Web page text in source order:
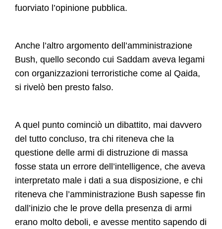
fuorviato l’opinione pubblica.
Anche l’altro argomento dell’amministrazione
Bush, quello secondo cui Saddam aveva legami
con organizzazioni terroristiche come al Qaida,
si rivelò ben presto falso.
A quel punto cominciò un dibattito, mai davvero
del tutto concluso, tra chi riteneva che la
questione delle armi di distruzione di massa
fosse stata un errore dell’intelligence, che aveva
interpretato male i dati a sua disposizione, e chi
riteneva che l’amministrazione Bush sapesse fin
dall’inizio che le prove della presenza di armi
erano molto deboli, e avesse mentito sapendo di